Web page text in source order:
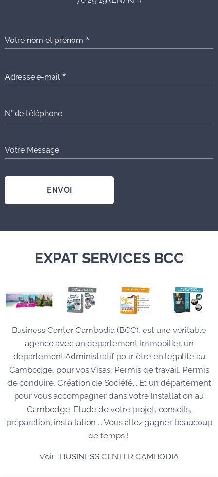
Votre nom et prénom
Adresse e-mail
N° de téléphone
Votre Message
ENVOI
EXPAT SERVICES BCC
Business Center Cambodia (BCC), est une véritable
agence avec un département Immobilier, un
département Administratif pour être en légalité au
Cambodge, pour vos Visas, Permis de travail, Permis
de conduire, Création de Société... Et un département
pour vous accompagner dans votre installation au
Cambodge. Etude de votre projet, conseils,
préparation, installation ... Vous allez gagner beaucoup
de temps !
Voir : BUSINESS CENTER CAMBODIA